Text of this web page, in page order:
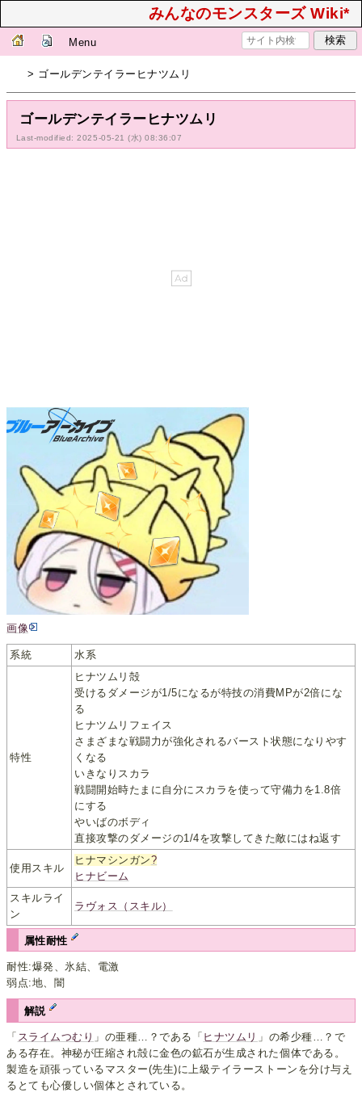
みんなのモンスターズ Wiki*
Menu
> ゴールデンテイラーヒナツムリ
ゴールデンテイラーヒナツムリ
Last-modified: 2025-05-21 (水) 08:36:07
画像
系統 水系
特性
ヒナツムリ殻
受けるダメージが1/5になるが特技の消費MPが2倍にな
る
ヒナツムリフェイス
さまざまな戦闘力が強化されるバースト状態になりやす
くなる
いきなりスカラ
戦闘開始時たまに自分にスカラを使って守備力を1.8倍
にする
やいばのボディ
直接攻撃のダメージの1/4を攻撃してきた敵にはね返す
使用スキル
ヒナマシンガン?
ヒナビーム
スキルライ
ン
ラヴォス（スキル）
属性耐性
耐性:爆発、氷結、電激
弱点:地、闇
解説
「 スライムつむり 」の亜種…？である「 ヒナツムリ 」の希少種…？で
ある存在。神秘が圧縮され殻に金色の鉱石が生成された個体である。
製造を頑張っているマスター(先生)に上級テイラーストーンを分け与え
るとても心優しい個体とされている。